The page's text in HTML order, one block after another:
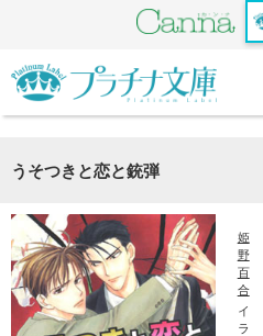
うそつきと恋と銃弾
姫
野
百
合
イ
ラ